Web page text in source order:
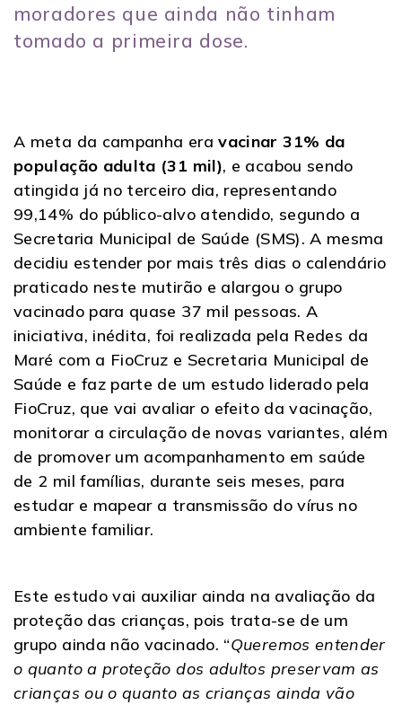
moradores que ainda não tinham
tomado a primeira dose.
A meta da campanha eravacinar 31% da
população adulta (31 mil), e acabou sendo
atingida já no terceiro dia, representando
99,14% do público-alvo atendido, segundo a
Secretaria Municipal de Saúde (SMS). A mesma
decidiu estender por mais três dias o calendário
praticado neste mutirão e alargou o grupo
vacinado para quase 37 mil pessoas. A
iniciativa, inédita, foi realizada pela Redes da
Maré com a FioCruz e Secretaria Municipal de
Saúde e faz parte de um estudo liderado pela
FioCruz, que vai avaliar o efeito da vacinação,
monitorar a circulação de novas variantes, além
de promover um acompanhamento em saúde
de 2 mil famílias, durante seis meses, para
estudar e mapear a transmissão do vírus no
ambiente familiar.
Este estudo vai auxiliar ainda na avaliação da
proteção das crianças, pois trata-se de um
grupo ainda não vacinado. “Queremos entender
o quanto a proteção dos adultos preservam as
crianças ou o quanto as crianças ainda vão